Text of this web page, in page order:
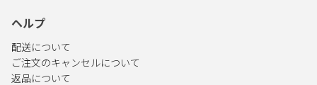
ヘルプ
配送について
ご注文のキャンセルについて
返品について